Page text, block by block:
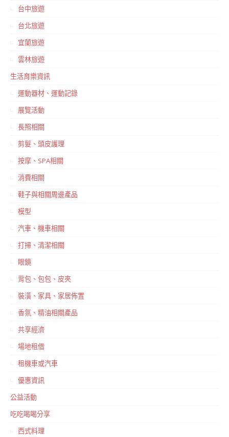
台中旅遊
台北旅遊
宜蘭旅遊
雲林旅遊
生活育樂資訊
運動器材、運動記錄
展覽活動
長照相關
剪髮、頭皮護理
按摩、SPA相關
消費相關
鞋子與相關周邊產品
模型
汽車、機車相關
打掃、清潔相關
眼鏡
背包、包包、皮夾
裝潢、家具、家居佈置
香氛、精油相關產品
共享經濟
場地租借
租機車或汽車
優惠資訊
公益活動
吃吃喝喝分享
西式料理